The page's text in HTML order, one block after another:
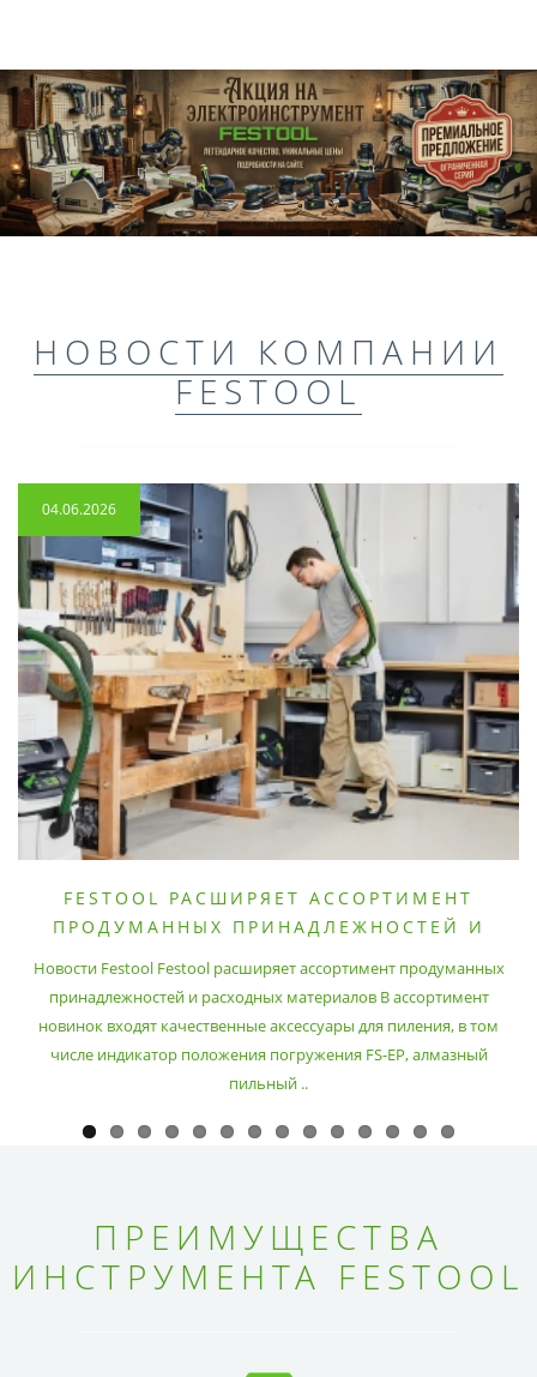
НОВОСТИ КОМПАНИИ
FESTOOL
04.06.2026
FESTOOL РАСШИРЯЕТ АССОРТИМЕНТ
ПРОДУМАННЫХ ПРИНАДЛЕЖНОСТЕЙ И
Новости Festool Festool расширяет ассортимент продуманных
принадлежностей и расходных материалов В ассортимент
новинок входят качественные аксессуары для пиления, в том
числе индикатор положения погружения FS-EP, алмазный
пильный ..
ПРЕИМУЩЕСТВА
ИНСТРУМЕНТА FESTOOL